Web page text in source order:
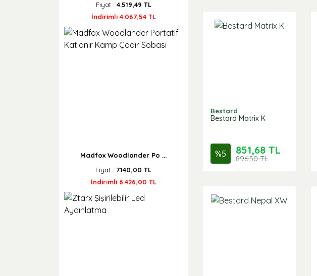
Fiyat : 4.519,49 TL
İndirimli 4.067,54 TL
Madfox Woodlander Po ...
Fiyat : 7.140,00 TL
İndirimli 6.426,00 TL
Bestard
Bestard Matrix K
%5 851,68 TL
896,50 TL